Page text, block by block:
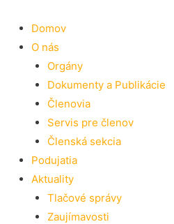
obsah
Domov
O nás
Orgány
Dokumenty a Publikácie
Členovia
Servis pre členov
Členská sekcia
Podujatia
Aktuality
Tlačové správy
Zaujímavosti